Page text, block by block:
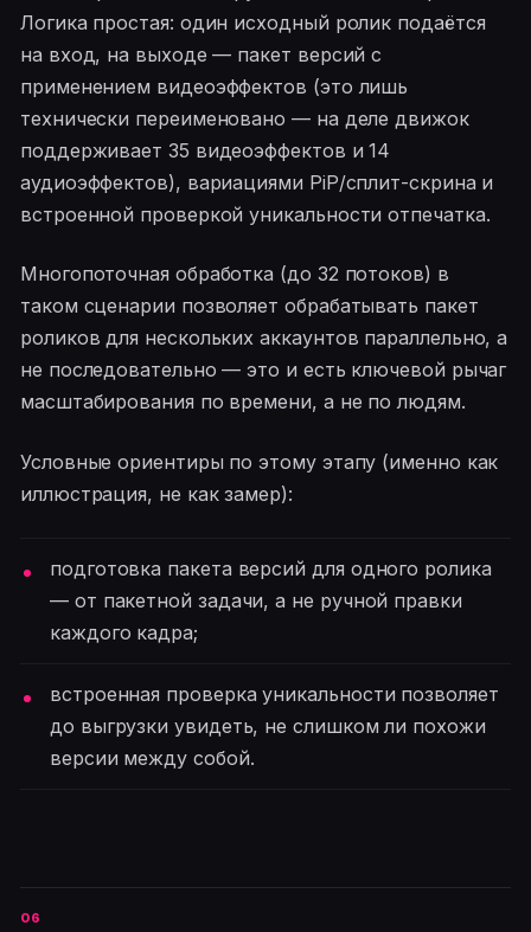
Логика простая: один исходный ролик подаётся
на вход, на выходе — пакет версий с
применением видеоэффектов (это лишь
технически переименовано — на деле движок
поддерживает 35 видеоэффектов и 14
аудиоэффектов), вариациями PiP/сплит-скрина и
встроенной проверкой уникальности отпечатка.
Многопоточная обработка (до 32 потоков) в
таком сценарии позволяет обрабатывать пакет
роликов для нескольких аккаунтов параллельно, а
не последовательно — это и есть ключевой рычаг
масштабирования по времени, а не по людям.
Условные ориентиры по этому этапу (именно как
иллюстрация, не как замер):
подготовка пакета версий для одного ролика
— от пакетной задачи, а не ручной правки
каждого кадра;
встроенная проверка уникальности позволяет
до выгрузки увидеть, не слишком ли похожи
версии между собой.